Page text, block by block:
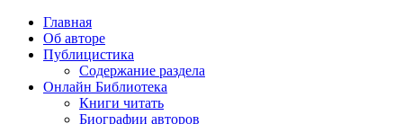
Главная
Об авторе
Публицистика
Содержание раздела
Онлайн Библиотека
Книги читать
Биографии авторов